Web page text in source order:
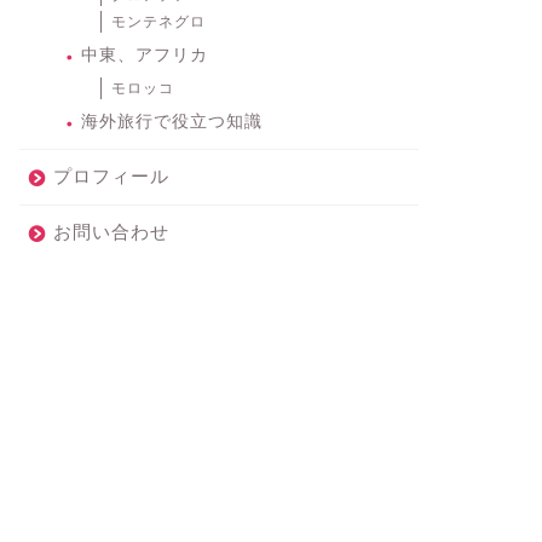
モンテネグロ
中東、アフリカ
モロッコ
海外旅行で役立つ知識
プロフィール
お問い合わせ